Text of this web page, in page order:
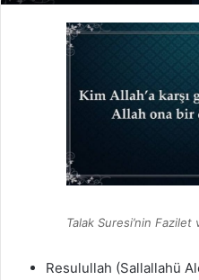
Talak Suresi’nin Fazilet
Resulullah (Sallallahü